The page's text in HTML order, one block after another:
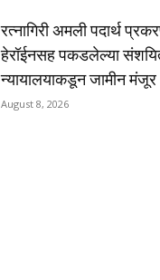
रत्नागिरी अमली पदार्थ
हेरॉईनसह पकडलेल्या
न्यायालयाकडून जामीन मंजूर
August 8, 2026